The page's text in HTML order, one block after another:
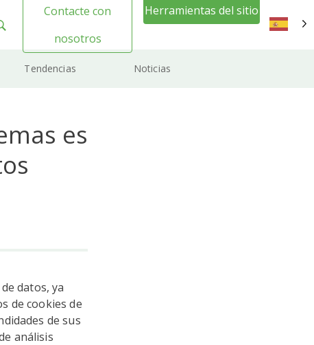
Contacte con
nosotros
Herramientas del sitio
Tendencias Noticias
es
datos, ya
de cookies de
de sus
análisis